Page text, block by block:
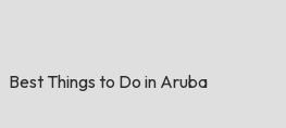
Best Things to Do in Aruba